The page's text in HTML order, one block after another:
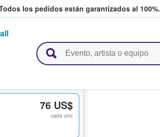
los pedidos están garantizados al 100%.
fans
76 US$
cada uno